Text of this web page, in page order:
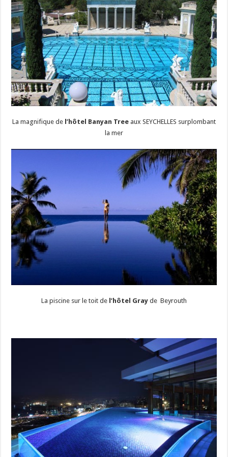
La magnifique de l’hôtel Banyan Treeaux SEYCHELLES surplombant
la mer
La piscine sur le toit de l’hôtel Grayde Beyrouth